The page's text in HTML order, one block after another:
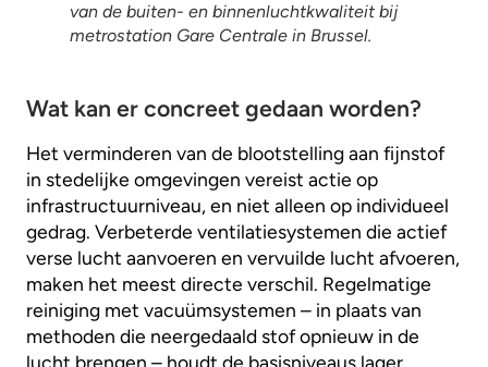
van de buiten- en binnenluchtkwaliteit bij
metrostation Gare Centrale in Brussel.
Wat kan er concreet gedaan worden?
Het verminderen van de blootstelling aan fijnstof
in stedelijke omgevingen vereist actie op
infrastructuurniveau, en niet alleen op individueel
gedrag. Verbeterde ventilatiesystemen die actief
verse lucht aanvoeren en vervuilde lucht afvoeren,
maken het meest directe verschil. Regelmatige
reiniging met vacuümsystemen – in plaats van
methoden die neergedaald stof opnieuw in de
lucht brengen – houdt de basisniveaus lager